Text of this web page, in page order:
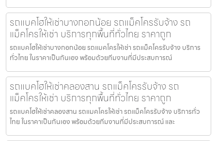
รถแบคโฮให้เช่าบางกอกน้อย รถแม็คโครรับจ้าง รถ
แม็คโครให้เช่า บริการทุกพื้นที่ทั่วไทย ราคาถูก
รถแบคโฮให้เช่าบางกอกน้อย รถแมคโครให้เช่า รถแม็คโครรับจ้าง บริการ
ทั่วไทย ในราคาเป็นกันเอง พร้อมด้วยทีมงานที่มีประสบการณ์
รถแบคโฮให้เช่าคลองสาน รถแม็คโครรับจ้าง รถ
แม็คโครให้เช่า บริการทุกพื้นที่ทั่วไทย ราคาถูก
รถแบคโฮให้เช่าคลองสาน รถแมคโครให้เช่า รถแม็คโครรับจ้าง บริการทั่ว
ไทย ในราคาเป็นกันเอง พร้อมด้วยทีมงานที่มีประสบการณ์ และ